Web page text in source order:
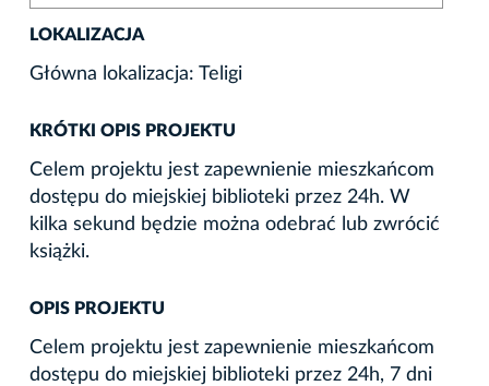
LOKALIZACJA
Główna lokalizacja: Teligi
KRÓTKI OPIS PROJEKTU
Celem projektu jest zapewnienie mieszkańcom
dostępu do miejskiej biblioteki przez 24h. W
kilka sekund będzie można odebrać lub zwrócić
książki.
OPIS PROJEKTU
Celem projektu jest zapewnienie mieszkańcom
dostępu do miejskiej biblioteki przez 24h, 7 dni